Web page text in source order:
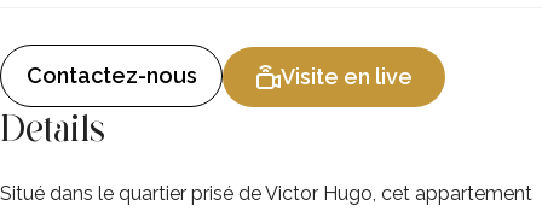
Contactez-nous Visite en live
Details
Situé dans le quartier prisé deVictor Hugo, cet appartement